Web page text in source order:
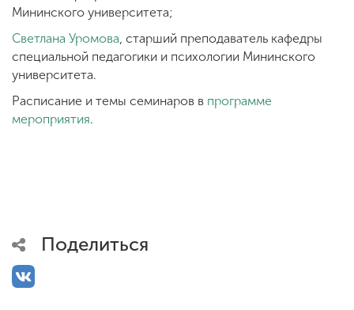
Мининского университета;
Светлана Уромова , старший преподаватель кафедры
специальной педагогики и психологии Мининского
университета.
Расписание и темы семинаров в программе
мероприятия.
Поделиться